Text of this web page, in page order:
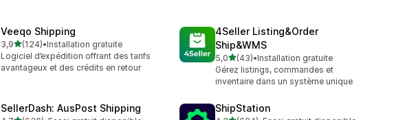
Veeqo Shipping
3,9étoile(s) sur 5
(124)
124 avis au total
•Installation gratuite
Logiciel d’expédition offrant des tarifs
avantageux et des crédits en retour
4Seller Listing&Order
Ship&WMS
5,0étoile(s) sur 5
(43)
43 avis au total
•Installation gratuite
Gérez listings, commandes et
inventaire dans un système unique
SellerDash: AusPost Shipping ShipStation